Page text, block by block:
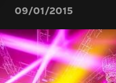
09/01/2015